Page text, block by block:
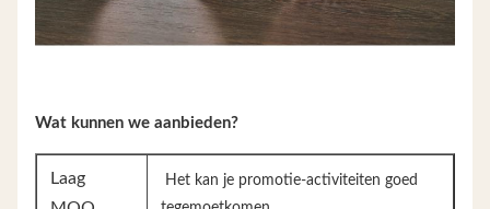
Wat kunnen we aanbieden?
Laag
Het kan je promotie-activiteiten goed